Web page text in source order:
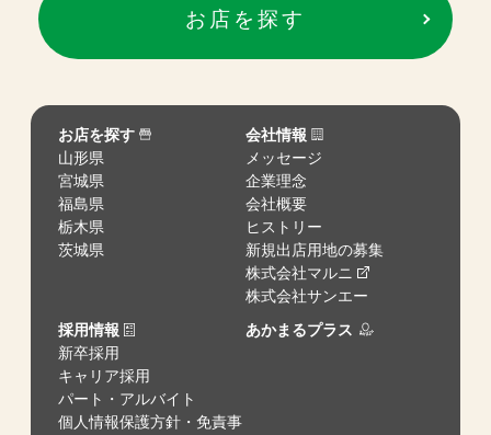
お店を探す
お店を探す
山形県
宮城県
福島県
栃木県
茨城県
会社情報
メッセージ
企業理念
会社概要
ヒストリー
新規出店用地の募集
株式会社マルニ
株式会社サンエー
採用情報
新卒採用
キャリア採用
パート・アルバイト
個人情報保護方針・免責事
あかまるプラス